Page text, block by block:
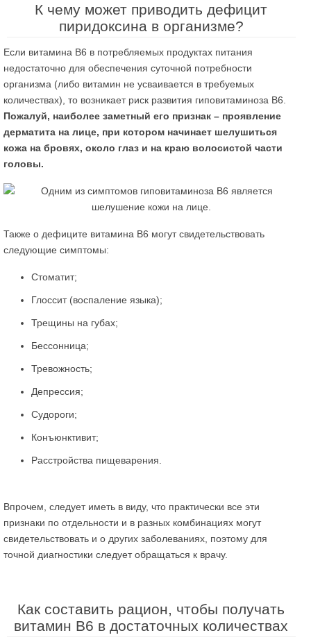
К чему может приводить дефицит
пиридоксина в организме?
Если витамина В6 в потребляемых продуктах питания
недостаточно для обеспечения суточной потребности
организма (либо витамин не усваивается в требуемых
количествах), то возникает риск развития гиповитаминоза В6.
Пожалуй, наиболее заметный его признак – проявление
дерматита на лице, при котором начинает шелушиться
кожа на бровях, около глаз и на краю волосистой части
головы.
Также о дефиците витамина В6 могут свидетельствовать
следующие симптомы:
Стоматит;
Глоссит (воспаление языка);
Трещины на губах;
Бессонница;
Тревожность;
Депрессия;
Судороги;
Конъюнктивит;
Расстройства пищеварения.
Впрочем, следует иметь в виду, что практически все эти
признаки по отдельности и в разных комбинациях могут
свидетельствовать и о других заболеваниях, поэтому для
точной диагностики следует обращаться к врачу.
Как составить рацион, чтобы получать
витамин В6 в достаточных количествах